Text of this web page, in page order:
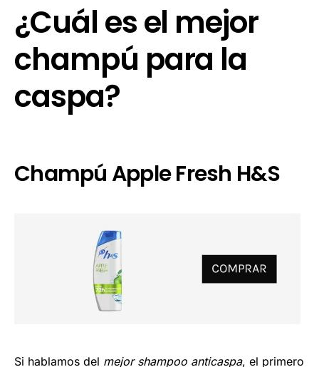
¿Cuál es el mejor
champú para la
caspa?
Champú Apple Fresh H&S
Si hablamos del mejor shampoo anticaspa, el primero